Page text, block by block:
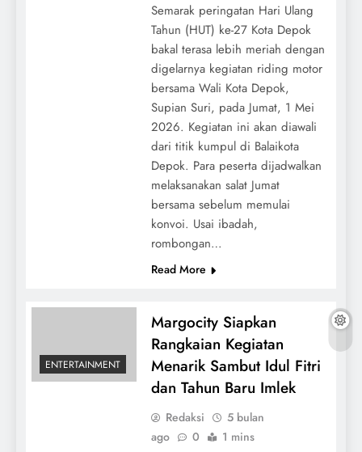
Semarak peringatan Hari Ulang
Tahun (HUT) ke-27 Kota Depok
bakal terasa lebih meriah dengan
digelarnya kegiatan riding motor
bersama Wali Kota Depok,
Supian Suri, pada Jumat, 1 Mei
2026. Kegiatan ini akan diawali
dari titik kumpul di Balaikota
Depok. Para peserta dijadwalkan
melaksanakan salat Jumat
bersama sebelum memulai
konvoi. Usai ibadah,
rombongan…
Read More
ENTERTAINMENT
Margocity Siapkan
Rangkaian Kegiatan
Menarik Sambut Idul Fitri
dan Tahun Baru Imlek
Redaksi
5 bulan
ago
0 1 mins